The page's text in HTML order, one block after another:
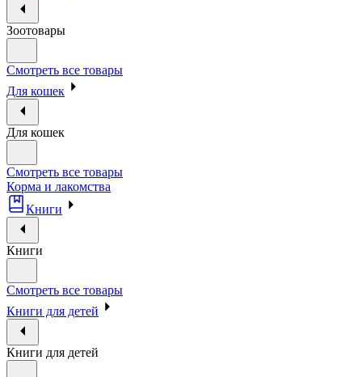
Зоотовары
Смотреть все товары
Для кошек
Для кошек
Смотреть все товары
Корма и лакомства
Книги
Книги
Смотреть все товары
Книги для детей
Книги для детей